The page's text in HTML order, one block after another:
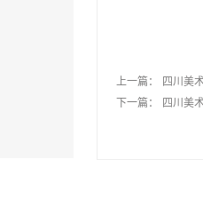
上一篇：
四川美
下一篇：
四川美